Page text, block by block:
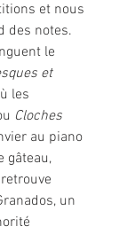
et nous
des notes.
le
et
les
Cloches
au piano
gâteau,
un